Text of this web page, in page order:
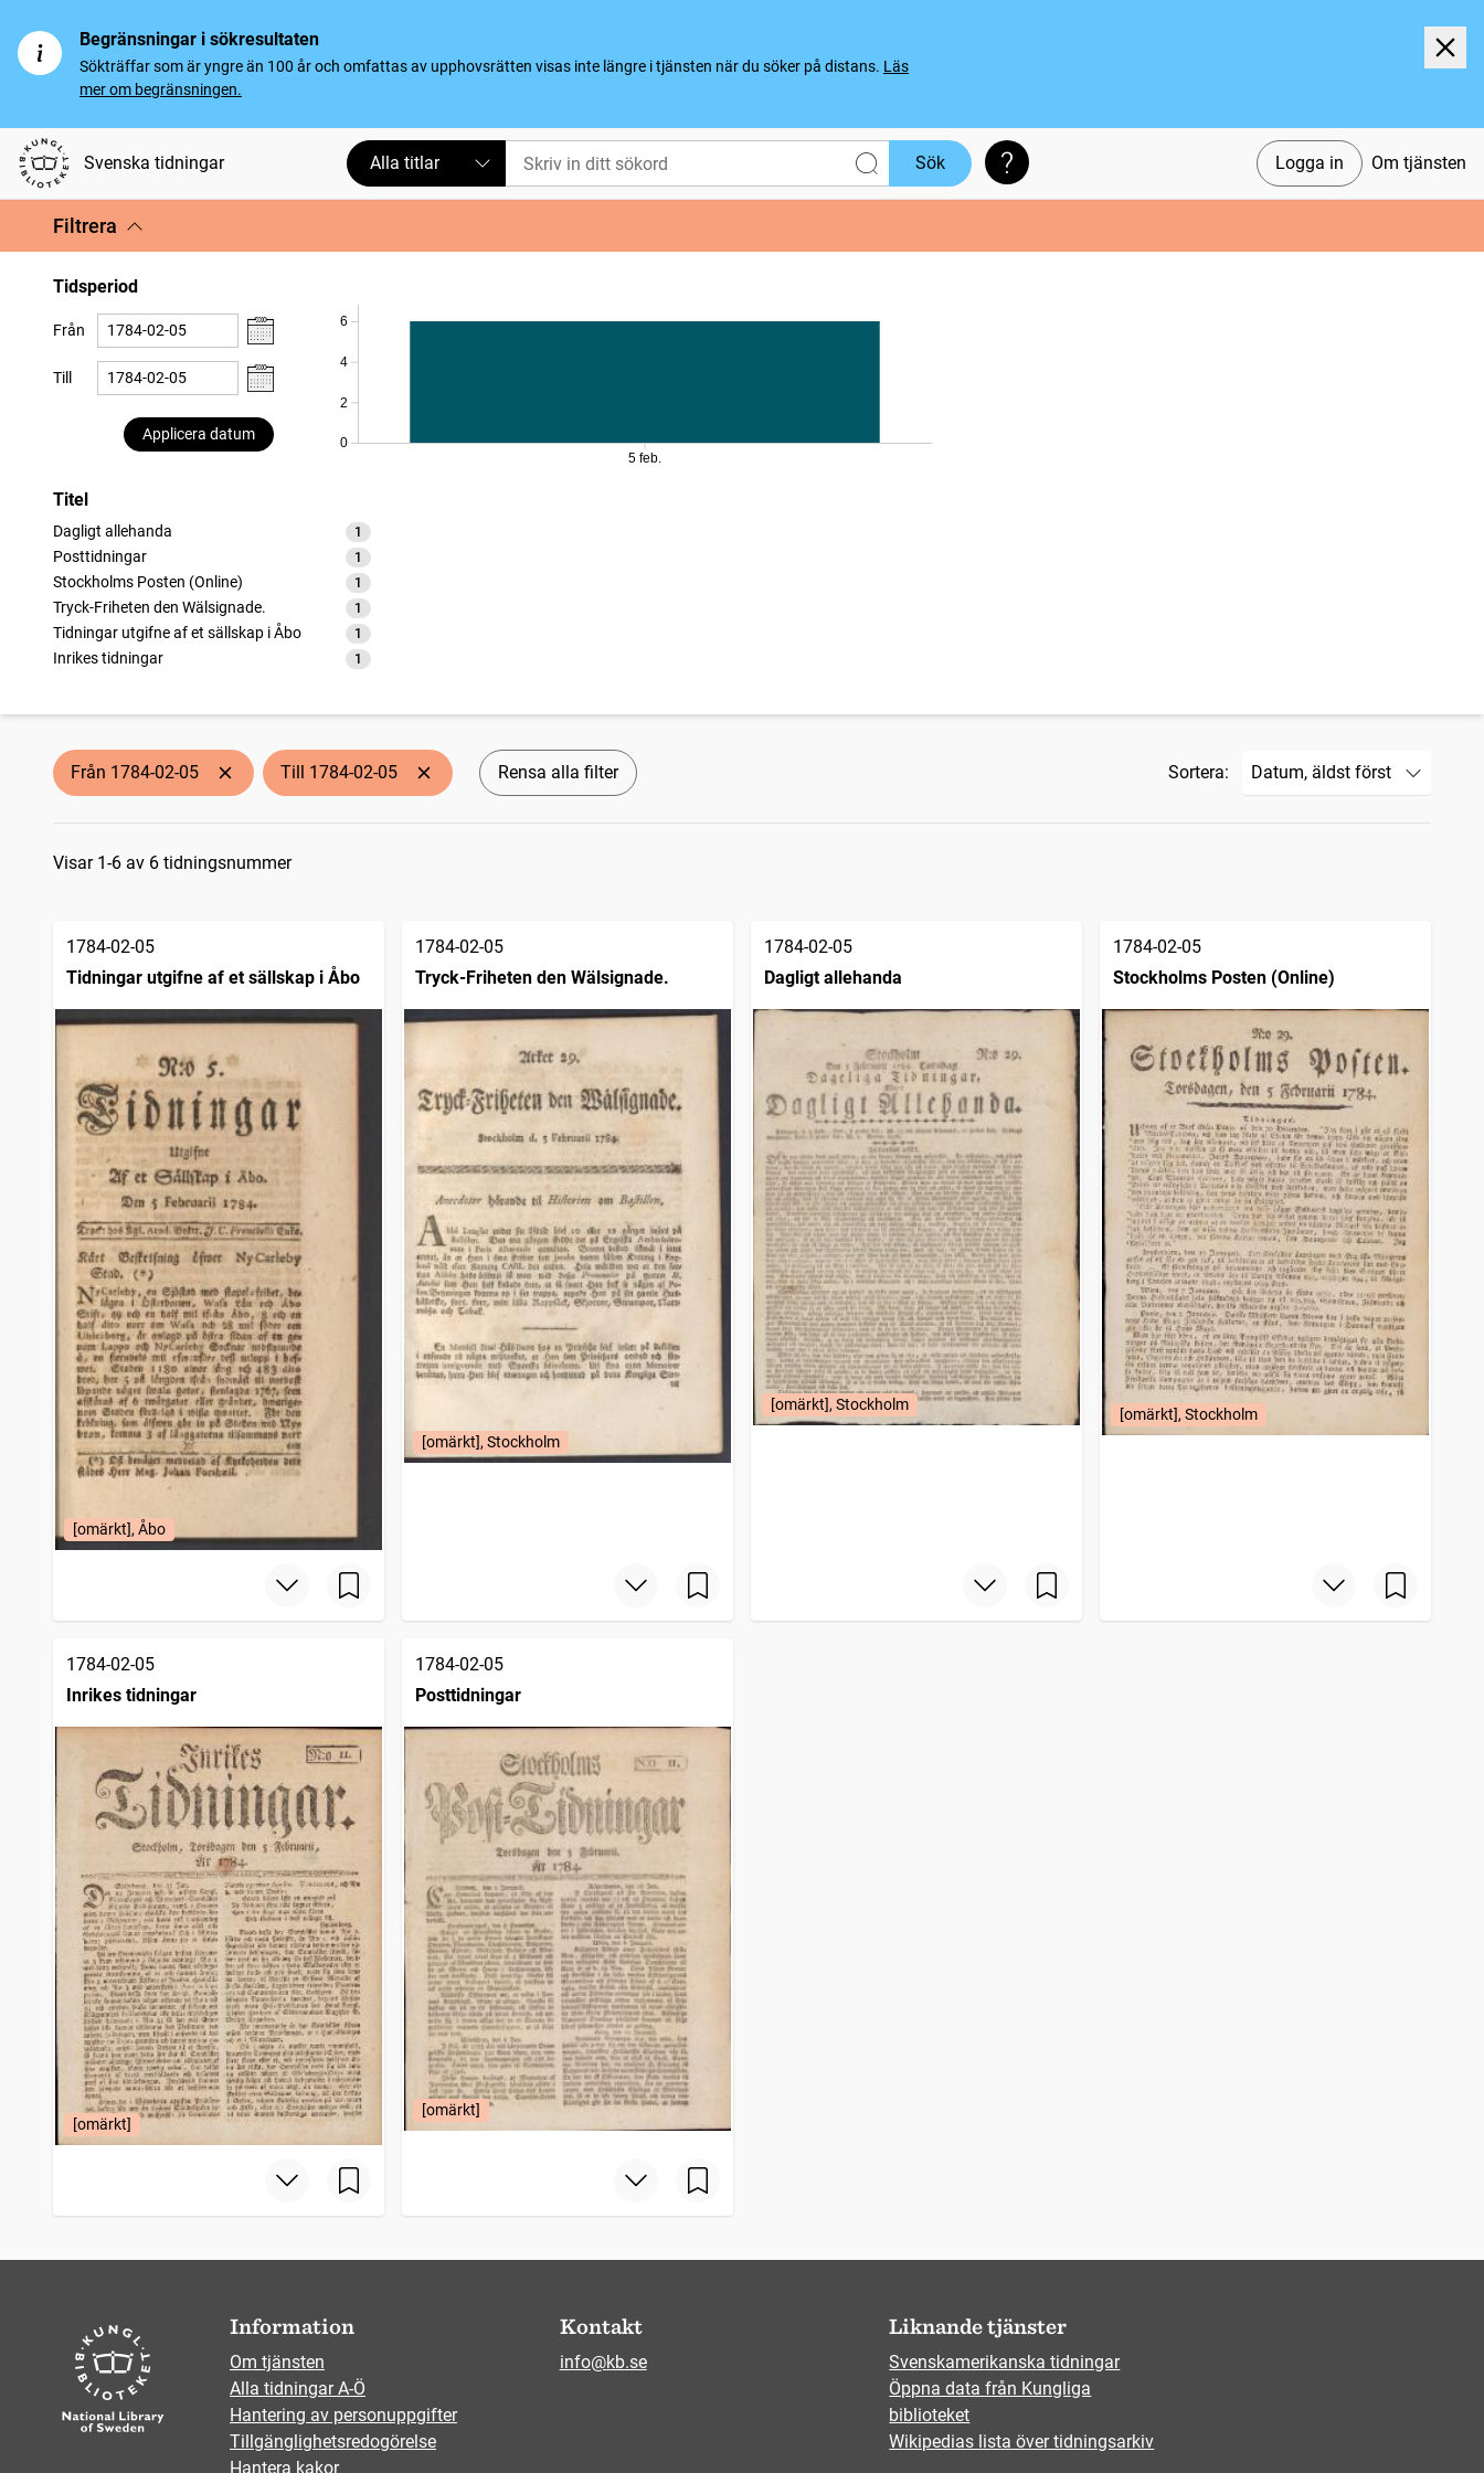
Begränsningar i sökresultaten
Sökträffar som är yngre än 100 år och omfattas av upphovsrätten visas inte längre i tjänsten när du söker på distans. Läs
mer om begränsningen.
Svenska tidningar Logga in Om tjänsten
Alla titlar Sök Söktips
Filtrera
Tidsperiod
Från
Till
Applicera datum
0
2
4
6
5 feb.
Titel
Dagligt allehanda 1
träffar
Posttidningar
1
träffar
Stockholms Posten (Online)
1
träffar
Tryck-Friheten den Wälsignade.
1
träffar
Tidningar utgifne af et sällskap i Åbo
1
träffar
Inrikes tidningar
1
träffar
Från 1784-02-05 Till 1784-02-05 Rensa alla filter Sortera:
Sökresultat
Visar 1-6 av 6 tidningsnummer
1784-02-05
Tidningar utgifne af et sällskap i Åbo
[omärkt], Åbo
1784-02-05
Tryck-Friheten den Wälsignade.
[omärkt], Stockholm
1784-02-05
Dagligt allehanda
[omärkt], Stockholm
1784-02-05
Stockholms Posten (Online)
[omärkt], Stockholm
1784-02-05
Inrikes tidningar
[omärkt]
1784-02-05
Posttidningar
[omärkt]
Information
Om tjänsten
Alla tidningar A-Ö
Hantering av personuppgifter
Tillgänglighetsredogörelse
Hantera kakor
Kontakt
info@kb.se
Liknande tjänster
Svenskamerikanska tidningar
Öppna data från Kungliga
biblioteket
Wikipedias lista över tidningsarkiv